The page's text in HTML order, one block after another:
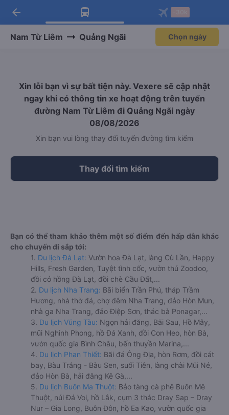
Tải app Vexere ngay!
Nhận ưu đãi thành viên độc
Mở app
Tải app Vexere
-30k/ghế khi đặt vé máy bay qua
Mở app
arrow_back
Nam Từ Liêm Quảng Ngãi Chọn ngày
Xin lỗi bạn vì sự bất tiện này. Vexere sẽ cập nhật
ngay khi có thông tin xe hoạt động trên tuyến
đường Nam Từ Liêm đi Quảng Ngãi ngày
08/08/2026
Xin bạn vui lòng thay đổi tuyến đường tìm kiếm
Thay đổi tìm kiếm
Bạn có thể tham khảo thêm một số điểm đến hấp dẫn khác
cho chuyến đi sắp tới:
1. Du lịch Đà Lạt: Vườn hoa Đà Lạt, làng Cù Lần, Happy
Hills, Fresh Garden, Tuyệt tình cốc, vườn thú Zoodoo,
đồi cỏ hồng Đà Lạt, đồi chè Cầu Đất,...
2. Du lịch Nha Trang: Bãi biển Trần Phú, tháp Trầm
Hương, nhà thờ đá, chợ đêm Nha Trang, đảo Hòn Mun,
nhà ga Nha Trang, đảo Điệp Sơn, thác bà Ponagar,...
3. Du lịch Vũng Tàu: Ngọn hải đăng, Bãi Sau, Hồ Mây,
mũi Nghinh Phong, hồ Đá Xanh, đồi Con Heo, hòn Bà,
vườn quốc gia Bình Châu, bến thuyền Marina,...
4. Du lịch Phan Thiết: Bãi đá Ông Địa, hòn Rơm, đồi cát
bay, Bàu Trắng - Bàu Sen, suối Tiên, làng chài Mũi Né,
đảo Hòn Bà, hải đăng Kê Gà,...
5. Du lịch Buôn Ma Thuột: Bảo tàng cà phê Buôn Mê
Thuột, núi Đá Voi, hồ Lắk, cụm 3 thác Dray Sap – Dray
Nur – Gia Long, Buôn Đôn, hồ Ea Kao, vườn quốc gia